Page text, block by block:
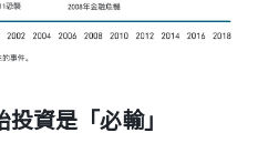
資是「必輸」